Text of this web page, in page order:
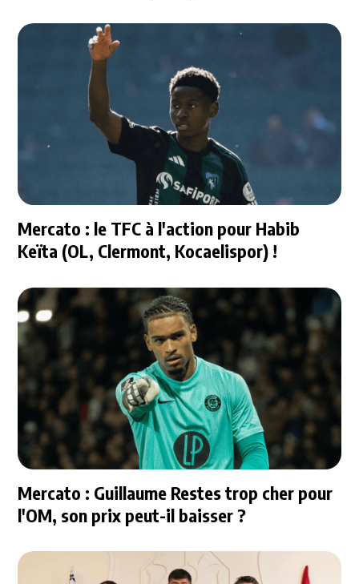
Mercato : le TFC à l'action pour Habib
Keïta (OL, Clermont, Kocaelispor) !
Mercato : Guillaume Restes trop cher pour
l'OM, son prix peut-il baisser ?